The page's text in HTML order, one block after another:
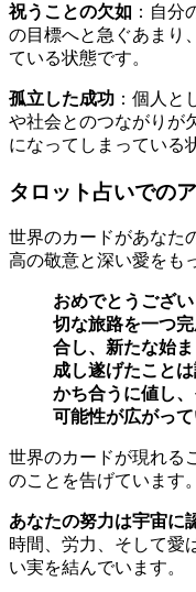
祝うことの欠如 ：自分
の目標へと急ぐあまり
ている状態です。
孤立した成功 ：個人と
や社会とのつながりが
になってしまっている
タロット占いでの
世界のカードがあなた
高の敬意と深い愛をも
おめでとうござ
切な旅路を一つ
合し、新たな始
成し遂げたこと
かち合うに値し
可能性が広がって
世界のカードが現れる
のことを告げています。
あなたの努力は宇宙に
時間、労力、そして愛
い実を結んでいます。